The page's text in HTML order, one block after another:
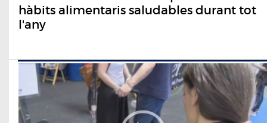
hàbits alimentaris saludables durant tot
l'any